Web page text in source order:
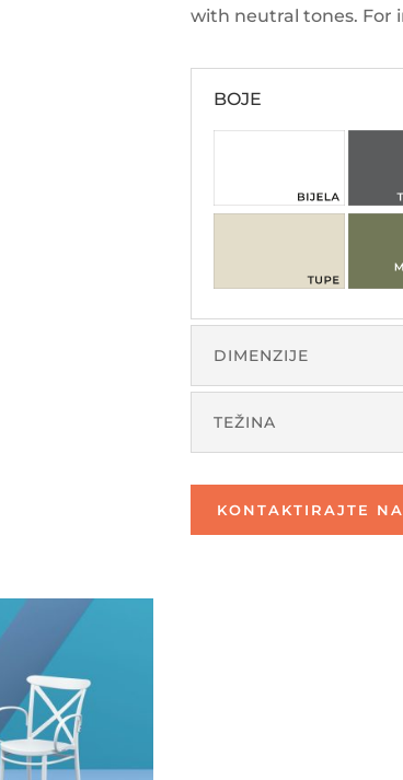
with neutral tones. For
BOJE
DIMENZIJE
TEŽINA
KONTAKTIRAJTE